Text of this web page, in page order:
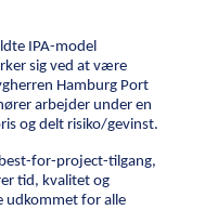
IPA-model
sig ved at være
Hamburg Port
arbejder under en
og delt risiko/gevinst.
for-project-tilgang,
tid, kvalitet og
udkommet for alle